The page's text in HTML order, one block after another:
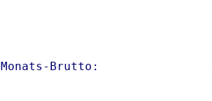
Monats-Brutto: